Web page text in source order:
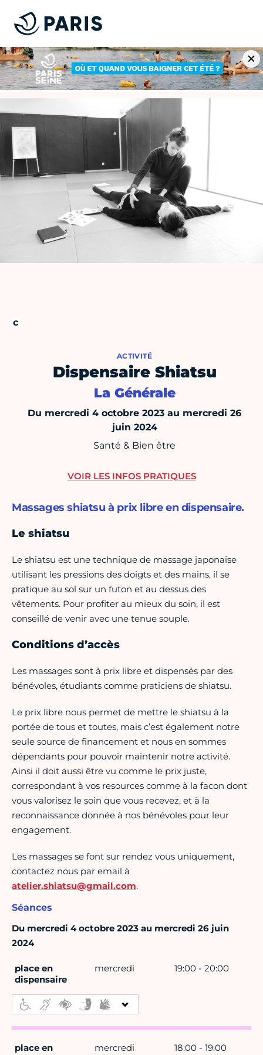
ACTIVITÉ
Dispensaire Shiatsu
La Générale
Du mercredi 4 octobre 2023 au mercredi 26
juin 2024
Santé & Bien être
Massages shiatsu à prix libre en dispensaire.
Le shiatsu
Le shiatsu est une technique de massage japonaise
utilisant les pressions des doigts et des mains, il se
pratique au sol sur un futon et au dessus des
vêtements. Pour profiter au mieux du soin, il est
conseillé de venir avec une tenue souple.
Conditions d’accès
Les massages sont à prix libre et dispensés par des
bénévoles, étudiants comme praticiens de shiatsu.
Le prix libre nous permet de mettre le shiatsu à la
portée de tous et toutes, mais c’est également notre
seule source de financement et nous en sommes
dépendants pour pouvoir maintenir notre activité.
Ainsi il doit aussi être vu comme le prix juste,
correspondant à vos resources comme à la facon dont
vous valorisez le soin que vous recevez, et à la
reconnaissance donnée à nos bénévoles pour leur
engagement.
Les massages se font sur rendez vous uniquement,
contactez nous par email à
atelier.shiatsu@gmail.com.
Séances
Du mercredi 4 octobre 2023 au mercredi 26 juin
2024
place en
dispensaire
mercredi 19:00 - 20:00
place en
mercredi 18:00 - 19:00
VOIR LES INFOS PRATIQUES